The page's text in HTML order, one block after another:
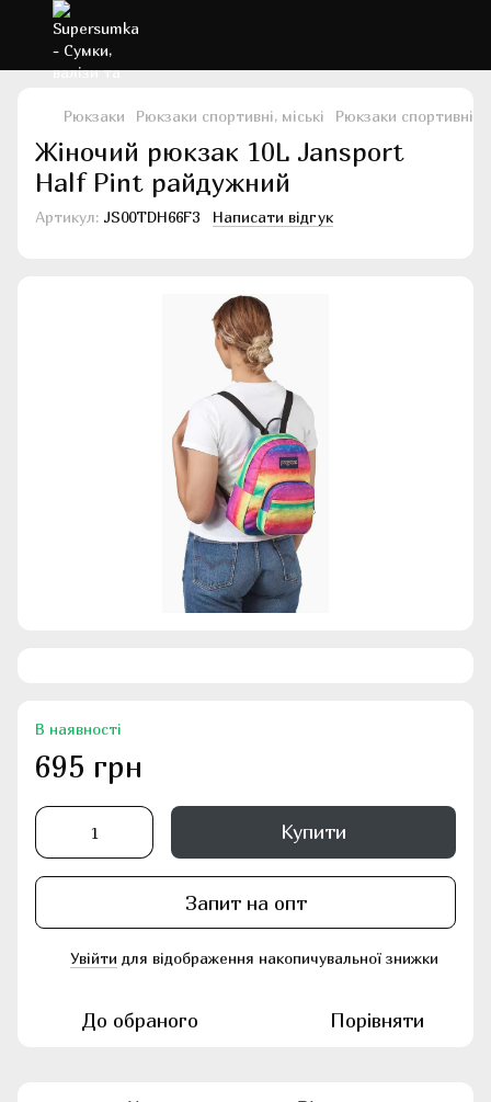
Рюкзаки Рюкзаки спортивні, міські Рюкзаки спортивні,
Жіночий рюкзак 10L Jansport
Half Pint райдужний
Артикул: JS00TDH66F3 Написати відгук
В наявності
695 грн
Купити
Запит на опт
Увійти для відображення накопичувальної знижки
До обраного Порівняти